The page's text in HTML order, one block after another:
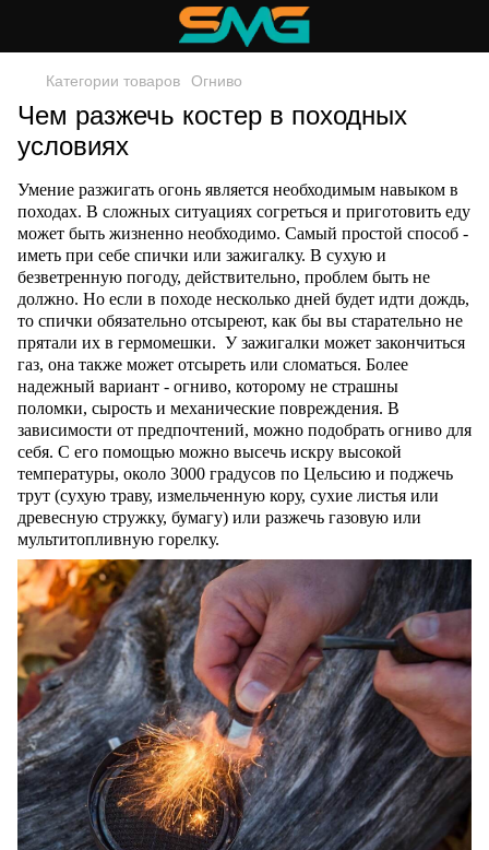
Категории товаров Огниво
Чем разжечь костер в походных
условиях
Умение разжигать огонь является необходимым навыком в
походах. В сложных ситуациях согреться и приготовить еду
может быть жизненно необходимо. Самый простой способ -
иметь при себе спички или зажигалку. В сухую и
безветренную погоду, действительно, проблем быть не
должно. Но если в походе несколько дней будет идти дождь,
то спички обязательно отсыреют, как бы вы старательно не
прятали их в гермомешки. У зажигалки может закончиться
газ, она также может отсыреть или сломаться. Более
надежный вариант - огниво, которому не страшны
поломки, сырость и механические повреждения. В
зависимости от предпочтений, можно подобрать огниво для
себя. С его помощью можно высечь искру высокой
температуры, около 3000 градусов по Цельсию и поджечь
трут (сухую траву, измельченную кору, сухие листья или
древесную стружку, бумагу) или разжечь газовую или
мультитопливную горелку.